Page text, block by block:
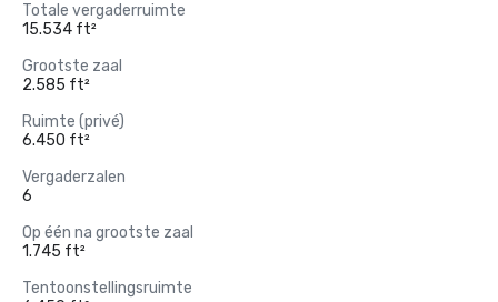
Totale vergaderruimte
15.534 ft²
Grootste zaal
2.585 ft²
Ruimte (privé)
6.450 ft²
Vergaderzalen
6
Op één na grootste zaal
1.745 ft²
Tentoonstellingsruimte